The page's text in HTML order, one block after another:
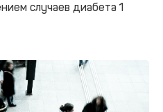
случаев диабета 1